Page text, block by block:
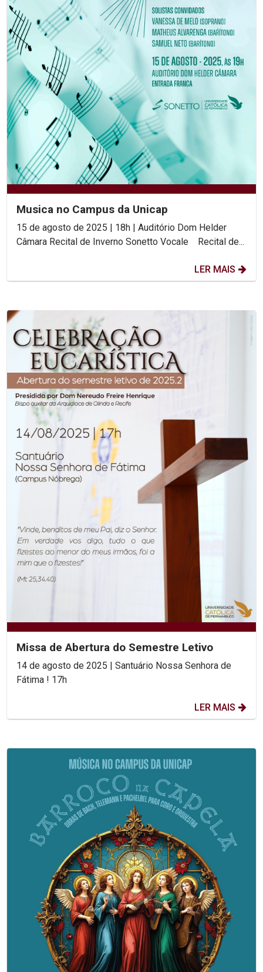
Musica no Campus da Unicap
15 de agosto de 2025 | 18h | Auditório Dom Helder
Câmara Recital de Inverno Sonetto Vocale Recital de...
LER MAIS
Missa de Abertura do Semestre Letivo
14 de agosto de 2025 | Santuário Nossa Senhora de
Fátima ! 17h
LER MAIS